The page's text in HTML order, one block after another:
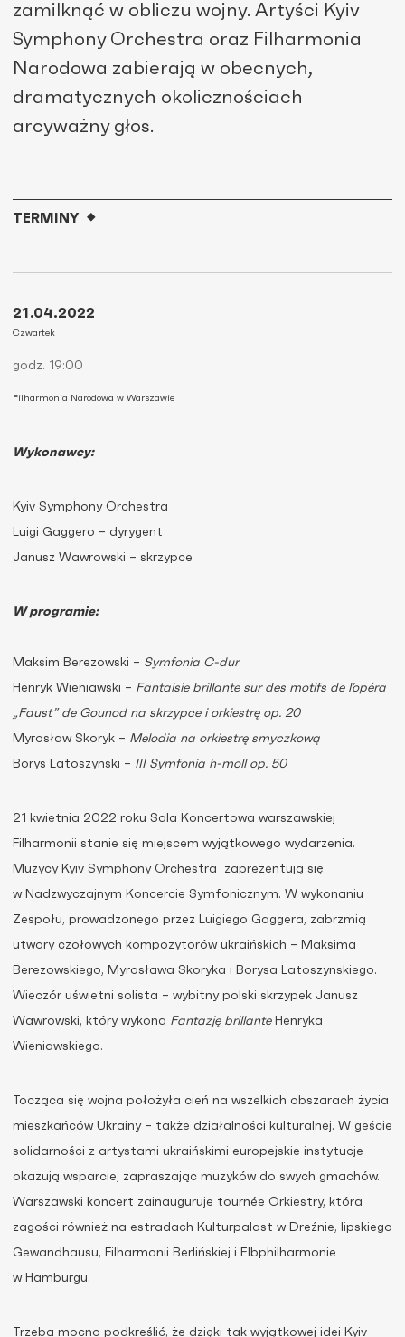
zamilknąć w obliczu wojny. Artyści Kyiv
Symphony Orchestra oraz Filharmonia
Narodowa zabierają w obecnych,
dramatycznych okolicznościach
arcyważny głos.
Wykonawcy:
Kyiv Symphony Orchestra
Luigi Gaggero – dyrygent
Janusz Wawrowski – skrzypce
W programie:
Maksim Berezowski – Symfonia C-dur
Henryk Wieniawski – Fantaisie brillante sur des motifs de l’opéra
„Faust” de Gounod na skrzypce i orkiestrę op. 20
Myrosław Skoryk – Melodia na orkiestrę smyczkową
Borys Latoszynski – III Symfonia h-moll op. 50
21 kwietnia 2022 roku Sala Koncertowa warszawskiej
Filharmonii stanie się miejscem wyjątkowego wydarzenia.
Muzycy Kyiv Symphony Orchestra zaprezentują się
w Nadzwyczajnym Koncercie Symfonicznym. W wykonaniu
Zespołu, prowadzonego przez Luigiego Gaggera, zabrzmią
utwory czołowych kompozytorów ukraińskich – Maksima
Berezowskiego, Myrosława Skoryka i Borysa Latoszynskiego.
Wieczór uświetni solista – wybitny polski skrzypek Janusz
Wawrowski, który wykona Fantazję brillanteHenryka
Wieniawskiego.
Tocząca się wojna położyła cień na wszelkich obszarach życia
mieszkańców Ukrainy – także działalności kulturalnej. W geście
solidarności z artystami ukraińskimi europejskie instytucje
okazują wsparcie, zapraszając muzyków do swych gmachów.
Warszawski koncert zainauguruje tournée Orkiestry, która
zagości również na estradach Kulturpalast w Dreźnie, lipskiego
Gewandhausu, Filharmonii Berlińskiej i Elbphilharmonie
w Hamburgu.
Trzeba mocno podkreślić, że dzięki tak wyjątkowej idei Kyiv
TERMINY
21.04.2022
Czwartek
godz. 19:00
Filharmonia Narodowa w Warszawie